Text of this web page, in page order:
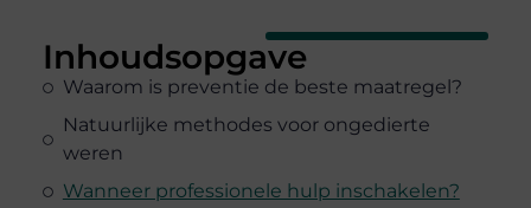
Inhoudsopgave
Waarom is preventie de beste maatregel?
Natuurlijke methodes voor ongedierte
weren
Wanneer professionele hulp inschakelen?